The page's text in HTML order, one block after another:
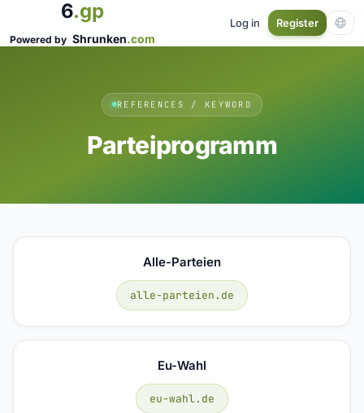
6.gp
Powered by Shrunken.com
Log in Register
REFERENCES / KEYWORD
Parteiprogramm
Alle-Parteien
alle-parteien.de
Eu-Wahl
eu-wahl.de